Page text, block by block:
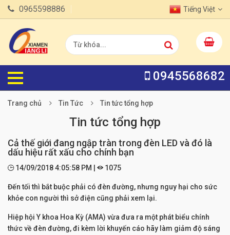
0965598886 Tiếng Việt
0945568682
Trang chủ Tin Tức Tin tức tổng hợp
Tin tức tổng hợp
Cả thế giới đang ngập tràn trong đèn LED và đó là
dấu hiệu rất xấu cho chính bạn
14/09/2018 4:05:58 PM | 1075
Đến tối thì bắt buộc phải có đèn đường, nhưng nguy hại cho sức
khỏe con người thì sở điện cũng phải xem lại.
Hiệp hội Y khoa Hoa Kỳ (AMA) vừa đưa ra một phát biểu chính
thức về đèn đường, đi kèm lời khuyến cáo hãy làm giảm độ sáng